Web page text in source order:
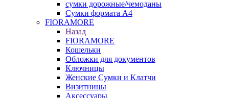
сумки дорожные/чемоданы
Сумки формата А4
FIORAMORE
Назад
FIORAMORE
Кошельки
Обложки для документов
Ключницы
Женские Сумки и Клатчи
Визитницы
Аксессуары